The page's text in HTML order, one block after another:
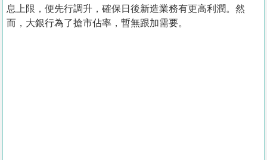
息上限，便先行調升，確保日後新造業務有更高利潤。然
而，大銀行為了搶市佔率，暫無跟加需要。